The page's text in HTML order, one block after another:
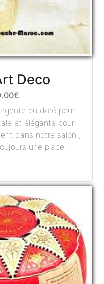
Deco
ou doré pour
et élégante pour
dans notre salon ,
une place.